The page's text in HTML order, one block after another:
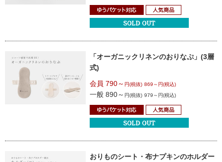
「オーガニックリネンのおりなぷ」(3層
式)
会員 790～ 円(税抜) 869～円(税込)
一般 890～ 円(税抜) 979～円(税込)
おりものシート・布ナプキンのホルダー